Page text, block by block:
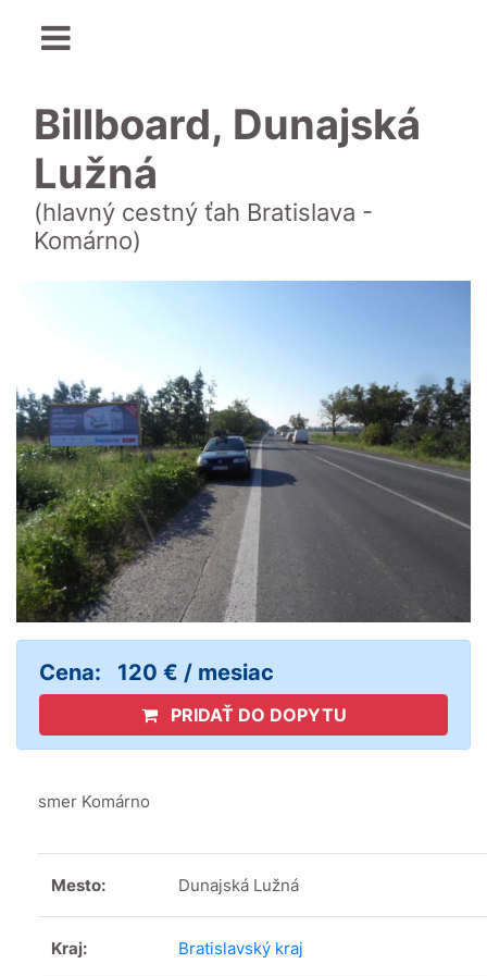
Billboard, Dunajská
Lužná
(hlavný cestný ťah Bratislava -
Komárno)
Cena: 120 € / mesiac
PRIDAŤ DO DOPYTU
smer Komárno
Mesto: Dunajská Lužná
Kraj: Bratislavský kraj